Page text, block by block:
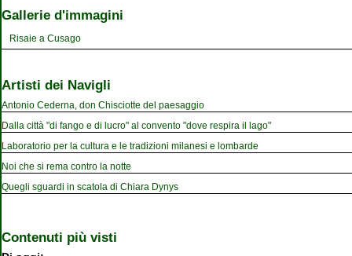
Gallerie d'immagini
Risaie a Cusago
Artisti dei Navigli
Antonio Cederna, don Chisciotte del paesaggio
Dalla città "di fango e di lucro" al convento "dove respira il lago"
Laboratorio per la cultura e le tradizioni milanesi e lombarde
Noi che si rema contro la notte
Quegli sguardi in scatola di Chiara Dynys
Contenuti più visti